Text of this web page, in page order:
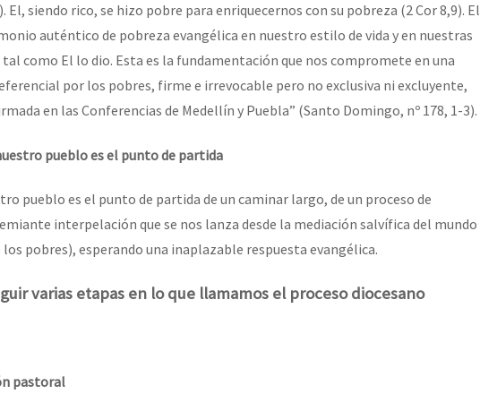
El, siendo rico, se hizo pobre para enriquecernos con su pobreza (2 Cor 8,9). El
auténtico de pobreza evangélica en nuestro estilo de vida y en nuestras
como El lo dio. Esta es la fundamentación que nos compromete en una
por los pobres, firme e irrevocable pero no exclusiva ni excluyente,
en las Conferencias de Medellín y Puebla” (Santo Domingo, nº 178, 1-3).
pueblo es el punto de partida
pueblo es el punto de partida de un caminar largo, de un proceso de
interpelación que se nos lanza desde la mediación salvífica del mundo
pobres), esperando una inaplazable respuesta evangélica.
varias etapas en lo que llamamos el proceso diocesano
pastoral